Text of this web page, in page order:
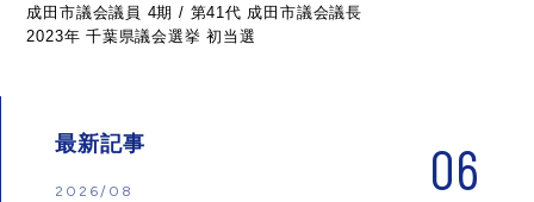
成田市議会議員 4期 / 第41代 成田市議会議長
2023年 千葉県議会選挙 初当選
最新記事
2026/08 06